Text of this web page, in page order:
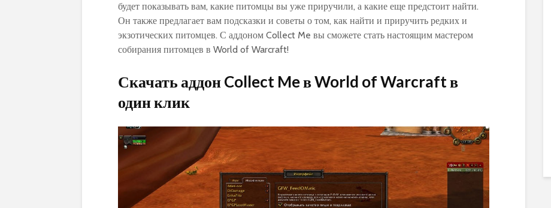
будет показывать вам, какие питомцы вы уже приручили, а какие еще предстоит найти.
Он также предлагает вам подсказки и советы о том, как найти и приручить редких и
экзотических питомцев. С аддоном Collect Me вы сможете стать настоящим мастером
собирания питомцев в World of Warcraft!
Скачать аддон Collect Me в World of Warcraft в
один клик
руководство по
использованию
World of Warcraft:
эффективности
Азероту: как
передвигаться в игре
World of Warcraft
Как выбрать
Пантеры для
охотников в World of
Warcraft Legion